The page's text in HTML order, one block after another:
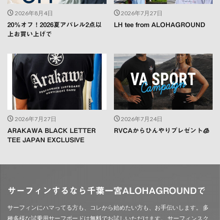
2026年8月4日
20％オフ！2026夏アパレル2点以
上お買い上げで
2026年7月27日
LH tee from ALOHAGROUND
2026年7月27日
ARAKAWA BLACK LETTER
TEE JAPAN EXCLUSIVE
2026年7月24日
RVCAからひんやりプレゼント🧊
サーフィンするなら千葉一宮ALOHAGROUNDで
サーフィンにハマってる方も、コレから始めたい方も、お手伝いします。 多
種多様な試乗用サーフボードは無料でお試しいただけます。 サーフィンスク